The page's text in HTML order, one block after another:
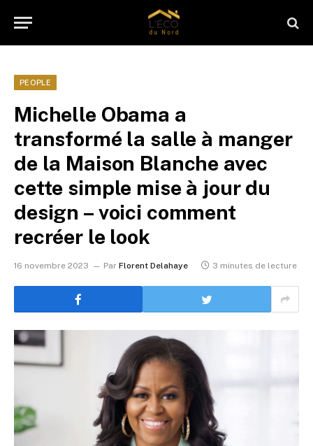
PEOPLE
Michelle Obama a
transformé la salle à manger
de la Maison Blanche avec
cette simple mise à jour du
design – voici comment
recréer le look
16 novembre 2023 Par Florent Delahaye 3 minutes de lecture